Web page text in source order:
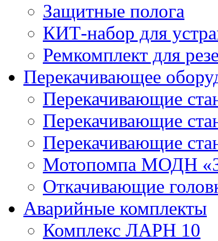
Защитные полога
КИТ-набор для
Ремкомплект для
Перекачивающее
Перекачивающие
Перекачивающие
Перекачивающие
Мотопомпа МОДН
Откачивающие
Аварийные комплекты
Комплекс ЛАРН 10